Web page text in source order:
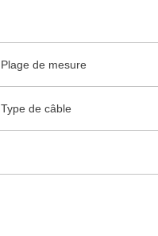
Plage de mesure
Type de câble